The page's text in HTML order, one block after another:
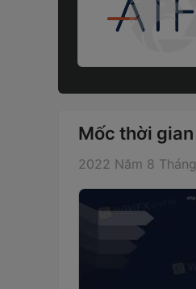
Mốc thời gian
2022 Năm 8 Tháng